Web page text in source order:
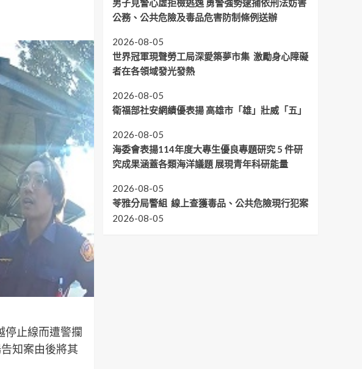
停止線而遭警攔
知案由後將其
男子見警心虛拒檢逃逸 勇警強勢逮捕依刑法妨害
公務、公共危險及毒品危害防制條例送辦
2026-08-05
世界冠軍現聲勞工局深愛築夢市集 激勵身心障礙
者在各領域發光發熱
2026-08-05
衛福部社安網績優表揚 高雄市「雄」壯威「五」
2026-08-05
海委會表揚114年度大專生優良專題研究 5 件研
究成果涵蓋各類海洋議題 展現青年科研能量
2026-08-05
苓雅分局警組 線上查獲毒品、公共危險現行犯案
2026-08-05